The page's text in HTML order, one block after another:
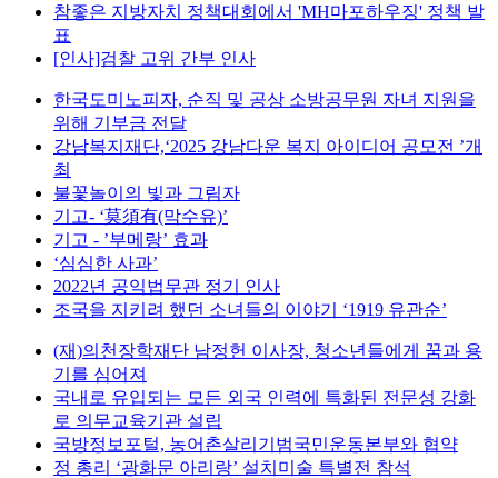
참좋은 지방자치 정책대회에서 'MH마포하우징' 정책 발
표
[인사]검찰 고위 간부 인사
한국도미노피자, 순직 및 공상 소방공무원 자녀 지원을
위해 기부금 전달
강남복지재단,‘2025 강남다운 복지 아이디어 공모전 ’개
최
불꽃놀이의 빛과 그림자
기고- ‘莫須有(막수유)’
기고 - ’부메랑’ 효과
‘심심한 사과’
2022년 공익법무관 정기 인사
조국을 지키려 했던 소녀들의 이야기 ‘1919 유관순’
(재)의천장학재단 남정헌 이사장, 청소년들에게 꿈과 용
기를 심어져
국내로 유입되는 모든 외국 인력에 특화된 전문성 강화
로 의무교육기관 설립
국방정보포털, 농어촌살리기범국민운동본부와 협약
정 총리 ‘광화문 아리랑’ 설치미술 특별전 참석